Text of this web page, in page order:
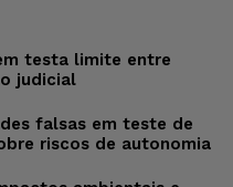
testa limite entre
judicial
falsas em teste de
riscos de autonomia